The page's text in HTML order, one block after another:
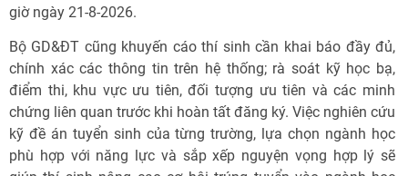
giờ ngày 21-8-2026.
Bộ GD&ĐT cũng khuyến cáo thí sinh cần khai báo đầy đủ,
chính xác các thông tin trên hệ thống; rà soát kỹ học bạ,
điểm thi, khu vực ưu tiên, đối tượng ưu tiên và các minh
chứng liên quan trước khi hoàn tất đăng ký. Việc nghiên cứu
kỹ đề án tuyển sinh của từng trường, lựa chọn ngành học
phù hợp với năng lực và sắp xếp nguyện vọng hợp lý sẽ